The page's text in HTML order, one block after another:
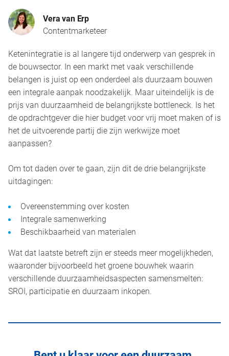
Vera van Erp
Contentmarketeer
Ketenintegratie is al langere tijd onderwerp van gesprek in
de bouwsector. In een markt met vaak verschillende
belangen is juist op een onderdeel als duurzaam bouwen
een integrale aanpak noodzakelijk. Maar uiteindelijk is de
prijs van duurzaamheid de belangrijkste bottleneck. Is het
de opdrachtgever die hier budget voor vrij moet maken of is
het de uitvoerende partij die zijn werkwijze moet
aanpassen?
Om tot daden over te gaan, zijn dit de drie belangrijkste
uitdagingen:
Overeenstemming over kosten
Integrale samenwerking
Beschikbaarheid van materialen
Wat dat laatste betreft zijn er steeds meer mogelijkheden,
waaronder bijvoorbeeld het groene bouwhek waarin
verschillende duurzaamheidsaspecten samensmelten:
SROI, participatie en duurzaam inkopen.